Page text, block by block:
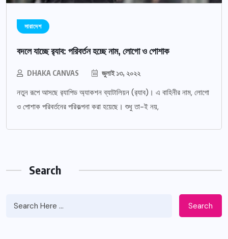
সারাদেশ
বদলে যাচ্ছে র‌্যাব: পরিবর্তন হচ্ছে নাম, লোগো ও পোশাক
DHAKA CANVAS জুলাই ১৩, ২০২২
নতুন রূপে আসছে র‌্যাপিড অ্যাকশন ব্যাটালিয়ন (র‌্যাব)। এ বাহিনীর নাম, লোগো
ও পোশাক পরিবর্তনের পরিকল্পনা করা হয়েছে। শুধু তা-ই নয়,
Search
Search